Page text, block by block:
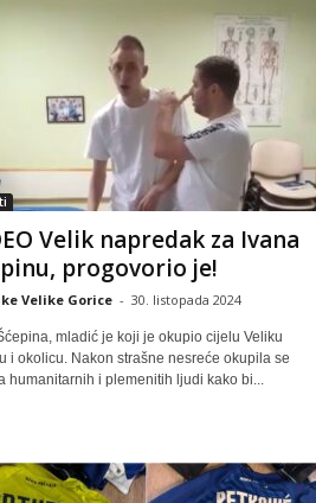
Velik napredak za Ivana
progovorio je!
Velike Gorice - 30. listopada 2024
mladić je koji je okupio cijelu Veliku
i okolicu. Nakon strašne nesreće okupila se
humanitarnih i plemenitih ljudi kako bi...